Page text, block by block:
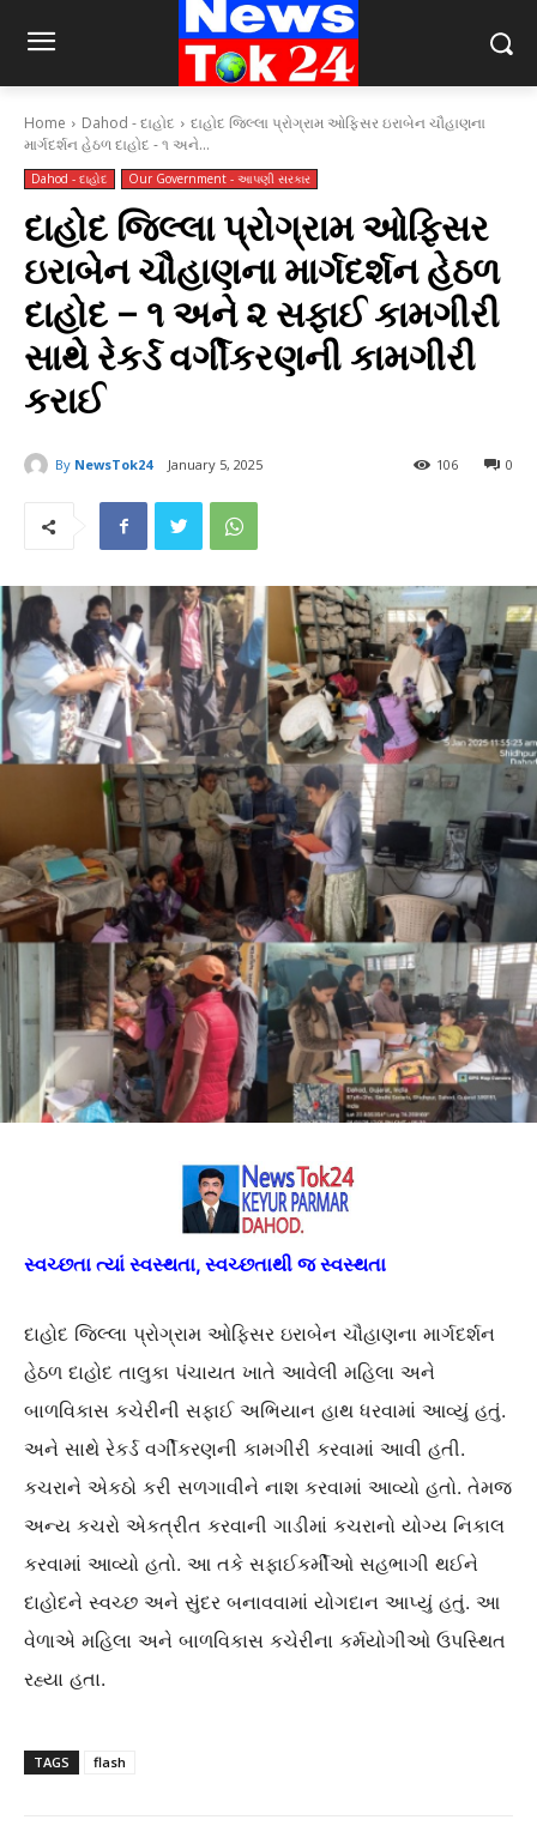
Home Dahod - દાહોદ
દાહોદ જિલ્લા પ્રોગ્રામ ઓફિસર ઇરાબેન ચૌહાણના
માર્ગદર્શન હેઠળ દાહોદ - ૧ અને...
Dahod - દાહોદ Our Government - આપણી સરકાર
દાહોદ જિલ્લા પ્રોગ્રામ ઓફિસર
ઇરાબેન ચૌહાણના માર્ગદર્શન હેઠળ
દાહોદ – ૧ અને ૨ સફાઈ કામગીરી
સાથે રેકર્ડ વર્ગીકરણની કામગીરી
કરાઈ
By NewsTok24 January 5, 2025 0
106
સ્વચ્છતા ત્યાં સ્વસ્થતા, સ્વચ્છતાથી જ સ્વસ્થતા
દાહોદ જિલ્લા પ્રોગ્રામ ઓફિસર ઇરાબેન ચૌહાણના માર્ગદર્શન
હેઠળ દાહોદ તાલુકા પંચાયત ખાતે આવેલી મહિલા અને
બાળવિકાસ કચેરીની સફાઈ અભિયાન હાથ ધરવામાં આવ્યું હતું.
અને સાથે રેકર્ડ વર્ગીકરણની કામગીરી કરવામાં આવી હતી.
કચરાને એકઠો કરી સળગાવીને નાશ કરવામાં આવ્યો હતો. તેમજ
અન્ય કચરો એકત્રીત કરવાની ગાડીમાં કચરાનો યોગ્ય નિકાલ
કરવામાં આવ્યો હતો. આ તકે સફાઈકર્મીઓ સહભાગી થઈને
દાહોદને સ્વચ્છ અને સુંદર બનાવવામાં યોગદાન આપ્યું હતું. આ
વેળાએ મહિલા અને બાળવિકાસ કચેરીના કર્મયોગીઓ ઉપસ્થિત
રહ્યા હતા.
TAGS flash